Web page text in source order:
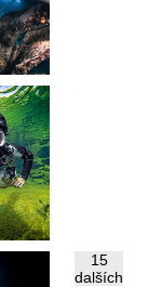
15
dalších